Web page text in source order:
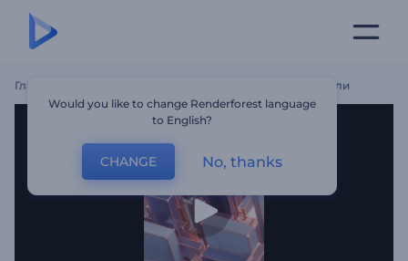
Главная Анимация Лого: Абстрактные Модули
Would you like to change Renderforest language
to English?
CHANGE No, thanks